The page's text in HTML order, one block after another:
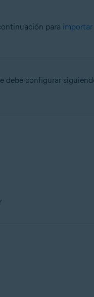
para
configurar